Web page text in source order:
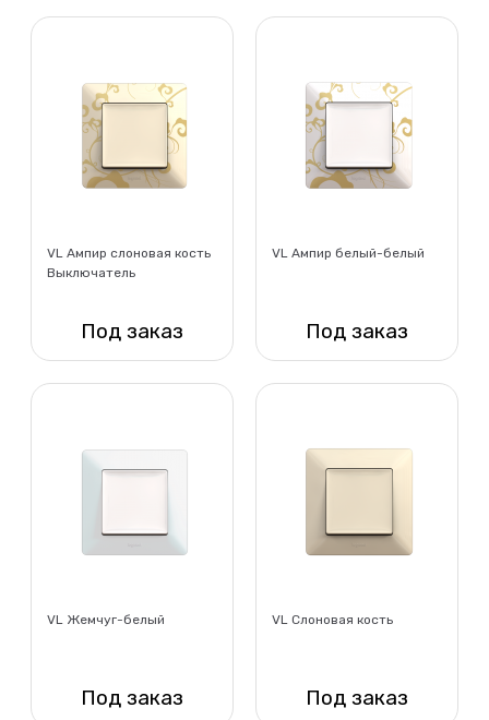
Нет в наличии
Нет в наличии
VL Ампир слоновая кость
Выключатель
Под заказ
Нет в наличии
VL Ампир белый-белый
Под заказ
Нет в наличии
VL Жемчуг-белый
Под заказ
VL Слоновая кость
Под заказ